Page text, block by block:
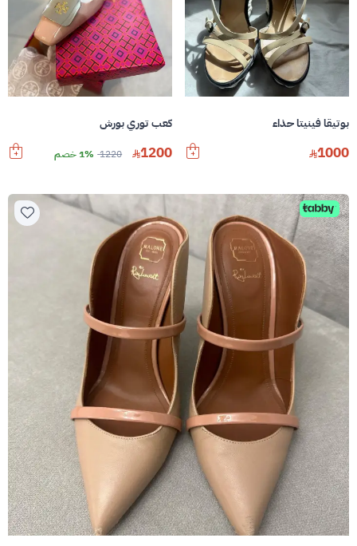
بوتيقا فينيتا حذاء
1000
كعب توري بورش
1200
1220 1% خصم